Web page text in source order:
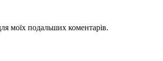
моїх подальших коментарів.